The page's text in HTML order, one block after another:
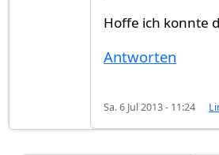
Hoffe ich konnte
Antworten
Sa. 6 Jul 2013 - 11:24